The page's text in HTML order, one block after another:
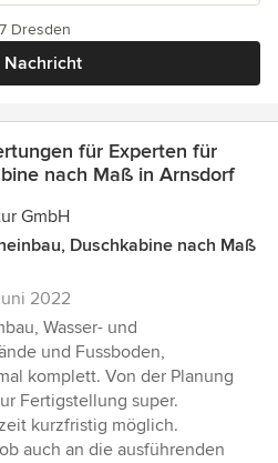
Nachricht
Dresden
für Experten für
nach Maß in Arnsdorf
GmbH
Duschkabine nach Maß
2022
Wasser- und
und Fussboden,
komplett. Von der Planung
Fertigstellung super.
kurzfristig möglich.
auch an die ausführenden